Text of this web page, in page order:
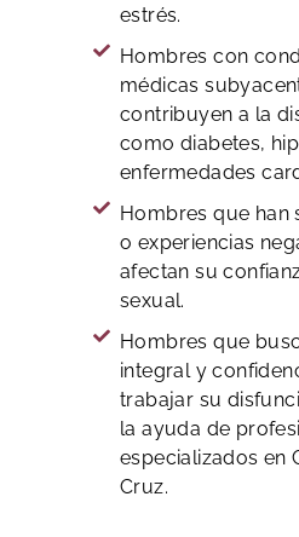
estrés.
Hombres con
médicas
contribuyen a la
como diabetes,
enfermedades
Hombres que han
o experiencias
afectan su
sexual.
Hombres que
integral y
trabajar su
la ayuda de
especializados en
Cruz.